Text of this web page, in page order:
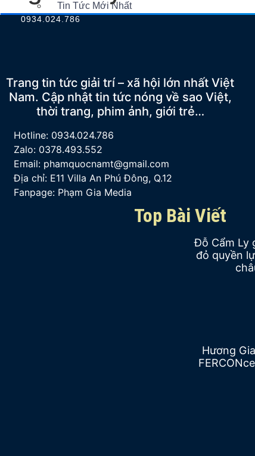
Tin Tức Mới Nhất
0934.024.786
Trang tin tức giải trí – xã hội lớn nhất Việt
Nam. Cập nhật tin tức nóng về sao Việt,
thời trang, phim ảnh, giới trẻ…
Hotline: 0934.024.786
Zalo: 0378.493.552
Email: phamquocnamt@gmail.com
Địa chỉ: E11 Villa An Phú Đông, Q.12
Fanpage: Phạm Gia Media
Top Bài Viết
Đỗ Cẩm Ly
đỏ quyền
Hương